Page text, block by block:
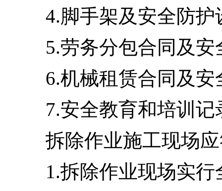
4.脚手架及安全防
5.劳务分包合同及
6.机械租赁合同及
7.安全教育和培训记
拆除作业施工现场
1.拆除作业现场实